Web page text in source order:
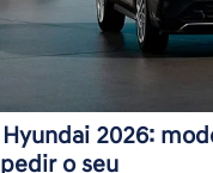
Hyundai 2026:
o seu